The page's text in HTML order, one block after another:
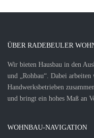
ÜBER RADEBEULER
Wir bieten Hausbau in den
und „Rohbau“. Dabei
Handwerksbetrieben
und bringt ein hohes Maß an
WOHNBAU-NAVIGATION